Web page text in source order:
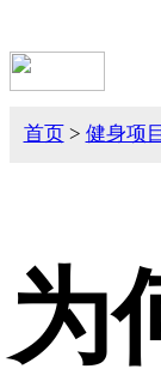
首页 > 健身项目
为